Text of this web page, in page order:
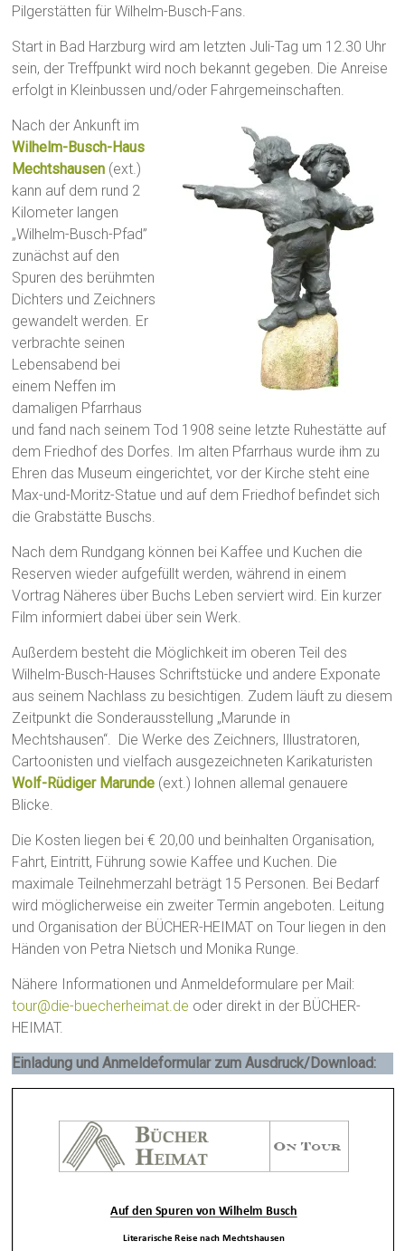
Pilgerstätten für Wilhelm-Busch-Fans.
Start in Bad Harzburg wird am letzten Juli-Tag um 12.30 Uhr
sein, der Treffpunkt wird noch bekannt gegeben. Die Anreise
erfolgt in Kleinbussen und/oder Fahrgemeinschaften.
Nach der Ankunft im
Wilhelm-Busch-Haus
Mechtshausen (ext.)
kann auf dem rund 2
Kilometer langen
„Wilhelm-Busch-Pfad”
zunächst auf den
Spuren des berühmten
Dichters und Zeichners
gewandelt werden. Er
verbrachte seinen
Lebensabend bei
einem Neffen im
damaligen Pfarrhaus
und fand nach seinem Tod 1908 seine letzte Ruhestätte auf
dem Friedhof des Dorfes. Im alten Pfarrhaus wurde ihm zu
Ehren das Museum eingerichtet, vor der Kirche steht eine
Max-und-Moritz-Statue und auf dem Friedhof befindet sich
die Grabstätte Buschs.
Nach dem Rundgang können bei Kaffee und Kuchen die
Reserven wieder aufgefüllt werden, während in einem
Vortrag Näheres über Buchs Leben serviert wird. Ein kurzer
Film informiert dabei über sein Werk.
Außerdem besteht die Möglichkeit im oberen Teil des
Wilhelm-Busch-Hauses Schriftstücke und andere Exponate
aus seinem Nachlass zu besichtigen. Zudem läuft zu diesem
Zeitpunkt die Sonderausstellung „Marunde in
Mechtshausen“. Die Werke des Zeichners, Illustratoren,
Cartoonisten und vielfach ausgezeichneten Karikaturisten
Wolf-Rüdiger Marunde (ext.) lohnen allemal genauere
Blicke.
Die Kosten liegen bei € 20,00 und beinhalten Organisation,
Fahrt, Eintritt, Führung sowie Kaffee und Kuchen. Die
maximale Teilnehmerzahl beträgt 15 Personen. Bei Bedarf
wird möglicherweise ein zweiter Termin angeboten. Leitung
und Organisation der BÜCHER-HEIMAT on Tour liegen in den
Händen von Petra Nietsch und Monika Runge.
Nähere Informationen und Anmeldeformulare per Mail:
tour@die-buecherheimat.de oder direkt in der BÜCHER-
HEIMAT.
Einladung und Anmeldeformular zum Ausdruck/Download: